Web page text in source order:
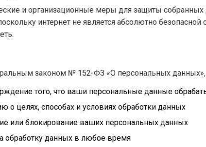
и организационные меры для защиты собранных
интернет не является абсолютно
законом № 152-ФЗ «О персональных
того, что ваши персональные данные
о целях, способах и условиях обработки данных
или блокирование ваших персональных данных
обработку данных в любое время